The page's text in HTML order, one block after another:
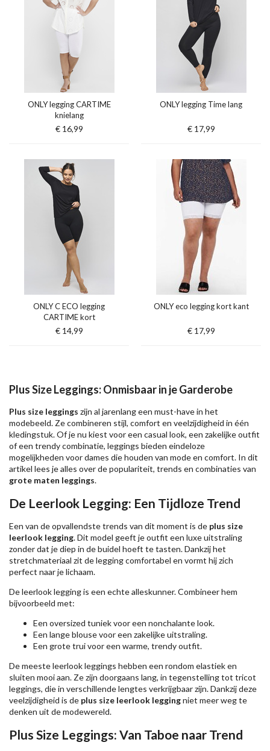
ONLY legging CARTIME
knielang
€ 16,99
ONLY legging Time lang
€ 17,99
ONLY C ECO legging
CARTIME kort
€ 14,99
ONLY eco legging kort kant
€ 17,99
Plus Size Leggings: Onmisbaar in je Garderobe
Plus size leggings zijn al jarenlang een must-have in het
modebeeld. Ze combineren stijl, comfort en veelzijdigheid in één
kledingstuk. Of je nu kiest voor een casual look, een zakelijke outfit
of een trendy combinatie, leggings bieden eindeloze
mogelijkheden voor dames die houden van mode en comfort. In dit
artikel lees je alles over de populariteit, trends en combinaties van
grote maten leggings.
De Leerlook Legging: Een Tijdloze Trend
Een van de opvallendste trends van dit moment is de plus size
leerlook legging. Dit model geeft je outfit een luxe uitstraling
zonder dat je diep in de buidel hoeft te tasten. Dankzij het
stretchmateriaal zit de legging comfortabel en vormt hij zich
perfect naar je lichaam.
De leerlook legging is een echte alleskunner. Combineer hem
bijvoorbeeld met:
Een oversized tuniek voor een nonchalante look.
Een lange blouse voor een zakelijke uitstraling.
Een grote trui voor een warme, trendy outfit.
De meeste leerlook leggings hebben een rondom elastiek en
sluiten mooi aan. Ze zijn doorgaans lang, in tegenstelling tot tricot
leggings, die in verschillende lengtes verkrijgbaar zijn. Dankzij deze
veelzijdigheid is de plus size leerlook leggingniet meer weg te
denken uit de modewereld.
Plus Size Leggings: Van Taboe naar Trend